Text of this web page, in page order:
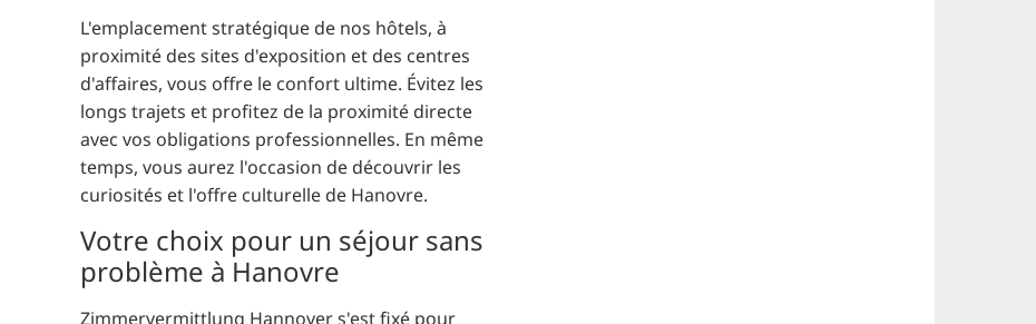
L'emplacement stratégique de nos hôtels, à
proximité des sites d'exposition et des centres
d'affaires, vous offre le confort ultime. Évitez les
longs trajets et profitez de la proximité directe
avec vos obligations professionnelles. En même
temps, vous aurez l'occasion de découvrir les
curiosités et l'offre culturelle de Hanovre.
Votre choix pour un séjour sans
problème à Hanovre
Zimmervermittlung Hannover s'est fixé pour